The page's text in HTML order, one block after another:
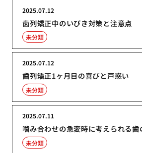
歯列矯正中のいびき対策と注意点
2025.07.12
未分類
歯列矯正1ヶ月目の喜びと戸惑い
2025.07.12
未分類
噛み合わせの急変時に考えられる歯
2025.07.11
未分類